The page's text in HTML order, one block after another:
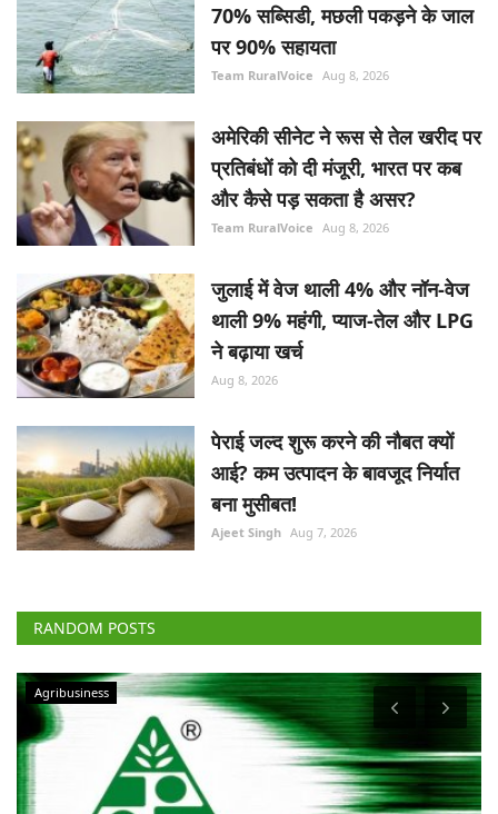
70% सब्सिडी, मछली पकड़ने के जाल
पर 90% सहायता
Team RuralVoice Aug 8, 2026
अमेरिकी सीनेट ने रूस से तेल खरीद पर
प्रतिबंधों को दी मंजूरी, भारत पर कब
और कैसे पड़ सकता है असर?
Team RuralVoice Aug 8, 2026
जुलाई में वेज थाली 4% और नॉन-वेज
थाली 9% महंगी, प्याज-तेल और LPG
ने बढ़ाया खर्च
Aug 8, 2026
पेराई जल्द शुरू करने की नौबत क्यों
आई? कम उत्पादन के बावजूद निर्यात
बना मुसीबत!
Ajeet Singh Aug 7, 2026
RANDOM POSTS
Agribusiness